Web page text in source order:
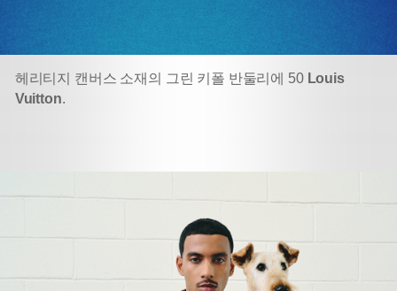
헤리티지 캔버스 소재의 그린 키폴 반둘리에 50 Louis
Vuitton.